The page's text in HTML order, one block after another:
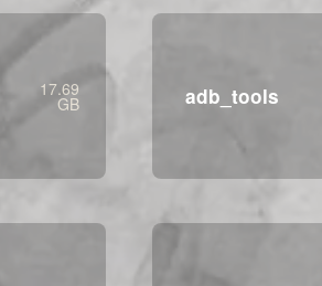
17.69
GB adb_tools